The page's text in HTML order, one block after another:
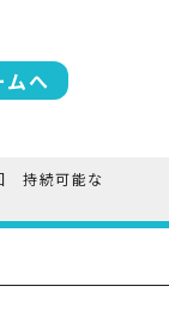
ムへ
持続可能な